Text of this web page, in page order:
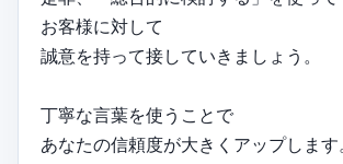
お客様に対して
誠意を持って接していきましょう。
丁寧な言葉を使うことで
あなたの信頼度が大きくアップします